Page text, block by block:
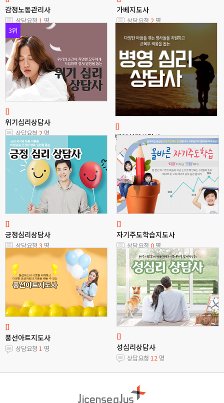
감정노동관리사
상담요청 1 명
가베지도사
상담요청 2 명
3위
[]
위기심리상담사
상담요청 2 명
[]
병영심리상담사
상담요청 0명
[]
긍정심리상담사
상담요청 3 명
[]
자기주도학습지도사
상담요청 0명
[]
풍선아트지도사
상담요청 1 명
[]
성심리상담사
상담요청 12 명